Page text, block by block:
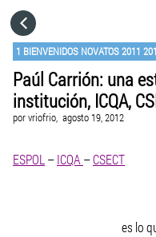
1 BIENVENIDOS NOVATOS 2011
Paúl Carrión: una
institución, ICQA,
porvriofrio, agosto 19, 2012
ESPOL –ICQA –CSECT
es lo